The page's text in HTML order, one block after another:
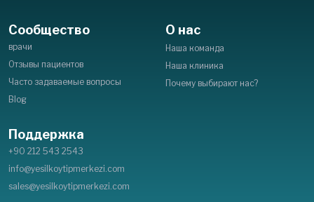
Сообщество
врачи
Отзывы пациентов
Часто задаваемые вопросы
Blog
О нас
Наша команда
Наша клиника
Почему выбирают нас?
Поддержка
+90 212 543 2543
info@yesilkoytipmerkezi.com
sales@yesilkoytipmerkezi.com